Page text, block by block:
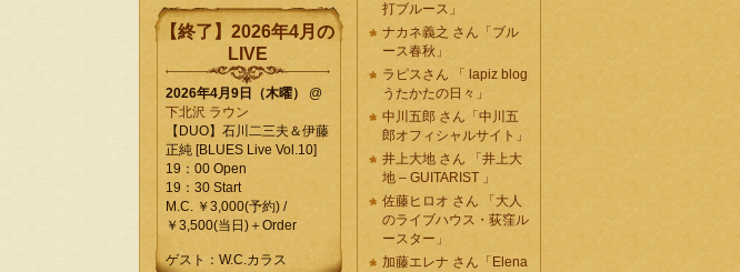
【終了】2026年4月の
LIVE
2026年4月9日（木曜）
@
下北沢 ラウン
【DUO】石川二三夫＆伊藤
正純 [BLUES Live Vol.10]
19：00 Open
19：30 Start
M.C. ￥3,000(予約) /
￥3,500(当日)＋Order
ゲスト：W.C.カラス
打ブルース」
ナカネ義之 さん「ブル
ース春秋」
ラピスさん 「 lapiz blog
うたかたの日々」
中川五郎 さん「中川五
郎オフィシャルサイト」
井上大地 さん 「井上大
地 – GUITARIST 」
佐藤ヒロオ さん 「大人
のライブハウス・荻窪ル
ースター」
加藤エレナ さん「Elena